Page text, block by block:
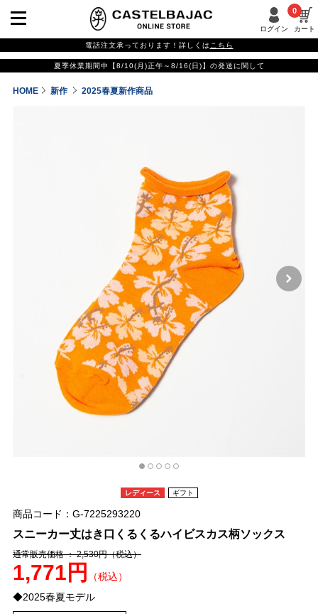
ログイン カート
0
電話注文承っております！詳しくは こちら
夏季休業期間中【8/10(月)正午～8/16(日)】の発送に関して
HOME 新作 2025春夏新作商品
レディース ギフト
商品コード：G-7225293220
スニーカー丈はき口くるくるハイビスカス柄ソックス
通常販売価格 ： 2,530円（税込）
1,771円
（税込）
◆2025春夏モデル